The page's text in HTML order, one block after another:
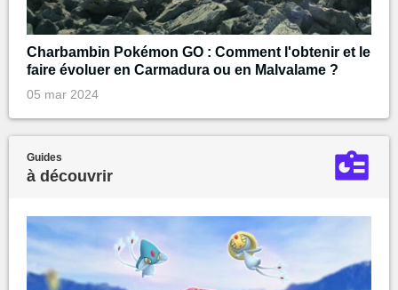
Charbambin Pokémon GO : Comment l'obtenir et le
faire évoluer en Carmadura ou en Malvalame ?
05 mar 2024
Guides
à découvrir